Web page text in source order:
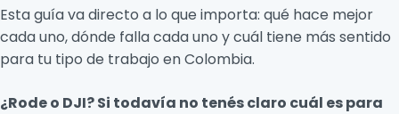
Esta guía va directo a lo que importa: qué hace mejor
cada uno, dónde falla cada uno y cuál tiene más sentido
para tu tipo de trabajo en Colombia.
¿Rode o DJI? Si todavía no tenés claro cuál es para